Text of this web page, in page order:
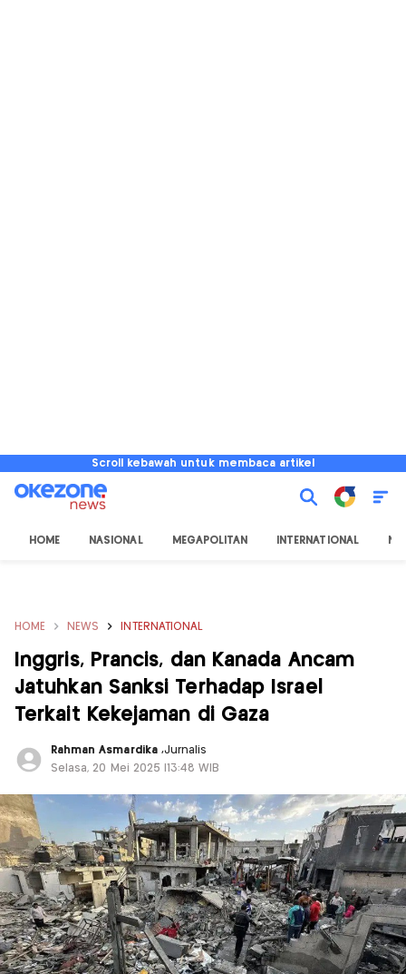
Scroll kebawah untuk membaca artikel
HOME NASIONAL MEGAPOLITAN INTERNATIONAL
HOME NEWS INTERNATIONAL
Inggris, Prancis, dan Kanada Ancam
Jatuhkan Sanksi Terhadap Israel
Terkait Kekejaman di Gaza
Rahman Asmardika ,Jurnalis
Selasa, 20 Mei 2025 |13:48 WIB